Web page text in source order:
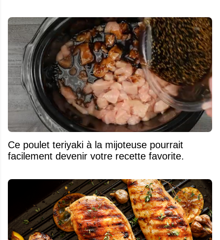
Ce poulet teriyaki à la mijoteuse pourrait
facilement devenir votre recette favorite.